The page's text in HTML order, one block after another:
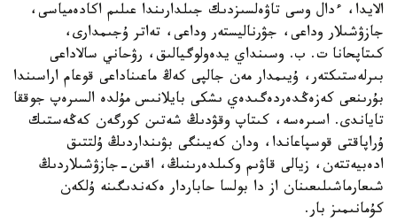
الايدا، ءدال وسى تاۋەلسىزدىك جىلدارىندا عىلىم اكادەمياسى،
جازۋشىلار وداعى، جۋرناليستەر وداعى، تەاتر ۇجىمدارى،
كىتاپحانا ت. ب. وسىنداي يدەولوگيالىق، رۋحاني سالاداعى
بىرلەستىكتەر، ۇيىمدار مەن جالپى كەڭ ماعىناداعى قوعام اراسىندا
بۇرىنعى كەزەڭدەردەگىدەي ىشكى بايلانىس مۇلدە السىرەپ جوققا
تاياندى. اسىرەسە، كىتاپ وقۋدىڭ شەتىن كورگەن كەڭەستىك
ۇراپاقتى قوسپاعاندا، ودان كەيىنگى بۋىنداردىڭ ۇلتتىق
ادەبيەتتەن، زيالى قاۋىم وكىلدەرىنىڭ، اقىن-جازۋشىلاردىڭ
شىعارماشىلىعىنان از دا بولسا حاباردار ەكەندىگىنە ۇلكەن
كۇمانىمىز بار.